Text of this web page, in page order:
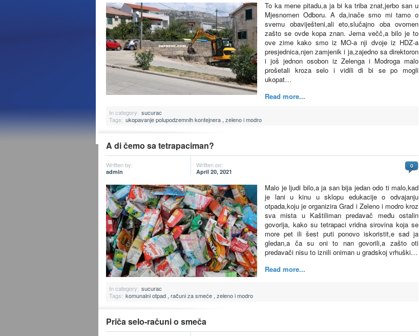
To ka mene pitadu,a ja bi ka triba znat,jerbo san u
Mjesnomen Odboru. A da,inače smo mi tamo o
svemu obaviješteni,ali eto,slučajno oba ovomen
zašto se ovde kopa znan. Jema večč,a bilo je to
ove zime kako smo iz MO-a nji dvoje iz HDZ-a
presjednica,njen zamjenik i ja,zajedno sa direktoron
i još jednon osobon iz Zelenga i Modroga malo
prošetali kroza selo i vidili di bi se po mogli
ukopat…
Read more...
In category: sucurac
Tags: ukopavanje polupodzemnih kontejnera , zeleno i modro
A di čemo sa tetrapaciman?
Written by:
admin
Written on:
April 20, 2021
0
Malo je ljudi bilo,a ja san bija jedan odo ti malo,kad
je lani u kinu u sklopu edukacije o odvajanju
otpada,koju je organizira Grad i Zeleno i modro kroz
sva mista u Kaštiliman predavač među ostalin
govorija, kako su tetrapaci vridna sirovina koja se
more pet ili šest puti ponovo iskoristit,e sad ja
gledan,a ča su oni to nan govorili,a zašto oti
predavači nisu to iznili oniman u gradskoj vrhuški…
Read more...
In category: sucurac
Tags: komunalni otpad , računi za smeće , zeleno i modro
Priča selo-računi o smeča